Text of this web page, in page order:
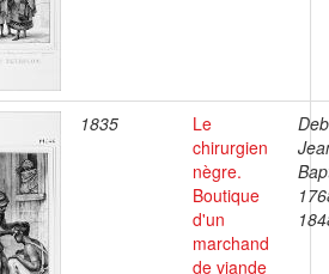
1835
Le
chirurgien
nègre.
Boutique
d'un
marchand
de viande